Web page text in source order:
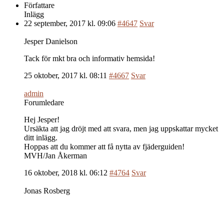
Författare
Inlägg
22 september, 2017 kl. 09:06 #4647 Svar
Jesper Danielson
Tack för mkt bra och informativ hemsida!
25 oktober, 2017 kl. 08:11 #4667 Svar
admin
Forumledare
Hej Jesper!
Ursäkta att jag dröjt med att svara, men jag uppskattar mycket
ditt inlägg.
Hoppas att du kommer att få nytta av fjäderguiden!
MVH/Jan Åkerman
16 oktober, 2018 kl. 06:12 #4764 Svar
Jonas Rosberg